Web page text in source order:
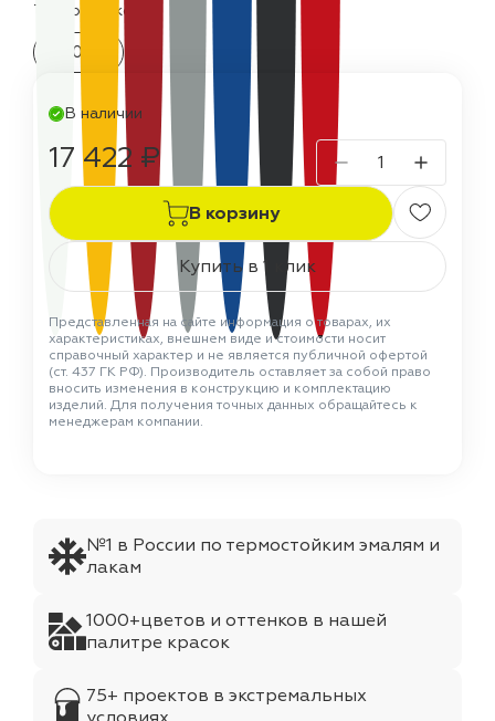
Термостойкость:
300 °C
В наличии
17 422 ₽
В корзину
Купить в 1 клик
Представленная на сайте информация о товарах, их
характеристиках, внешнем виде и стоимости носит
справочный характер и не является публичной офертой
(ст. 437 ГК РФ). Производитель оставляет за собой право
вносить изменения в конструкцию и комплектацию
изделий. Для получения точных данных обращайтесь к
менеджерам компании.
№1 в России по термостойким эмалям и
лакам
1000+цветов и оттенков в нашей
палитре красок
75+ проектов в экстремальных